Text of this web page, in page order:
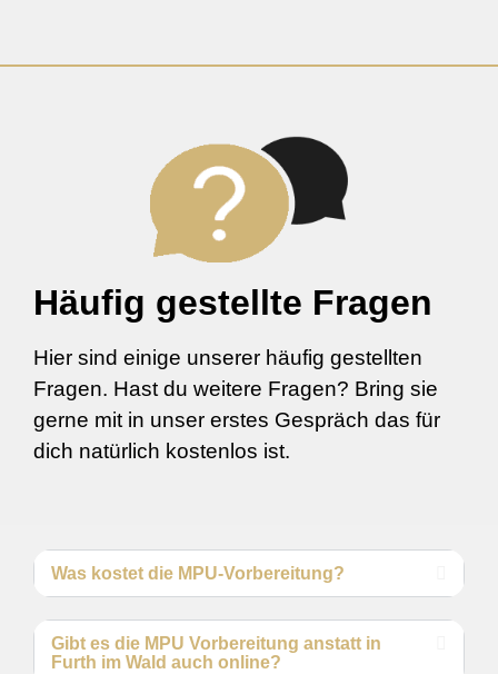
Häufig gestellte Fragen
Hier sind einige unserer häufig gestellten
Fragen. Hast du weitere Fragen? Bring sie
gerne mit in unser erstes Gespräch das für
dich natürlich kostenlos ist.
Was kostet die MPU-Vorbereitung?
Gibt es die MPU Vorbereitung anstatt in
Furth im Wald auch online?